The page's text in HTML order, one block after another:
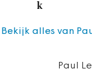
k
Paul
Bekijk alles van